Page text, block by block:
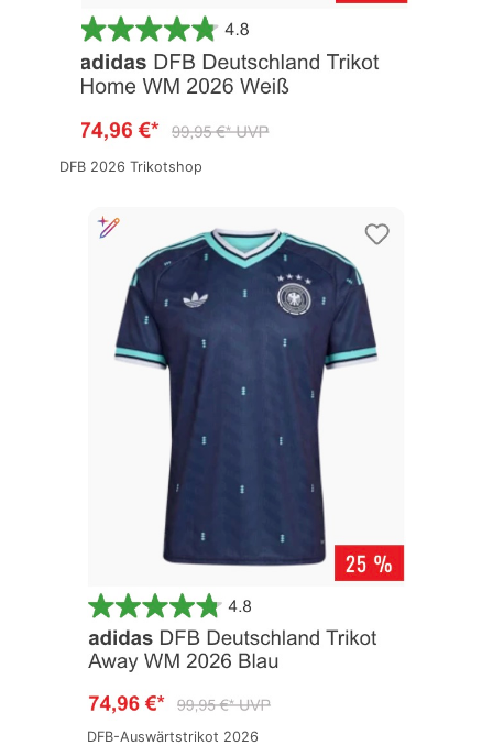
DFB 2026 Trikotshop
DFB-Auswärtstrikot 2026